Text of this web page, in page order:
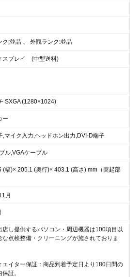
ク:並品 、 外観ランク:並品
スプレイ (中型送料)
SXGA (1280×1024)
ー
,マイク入力,ヘッドホン出力,DVI-D端子
ル,VGAケーブル
(幅)× 205.1 (奥行)× 403.1 (高さ) mm（突起部
月
店し提供するパソコン・周辺機器は100項目以
な点検整備・クリーニングが施されておりま
イター保証：商品到着予定日より180日間の
証。